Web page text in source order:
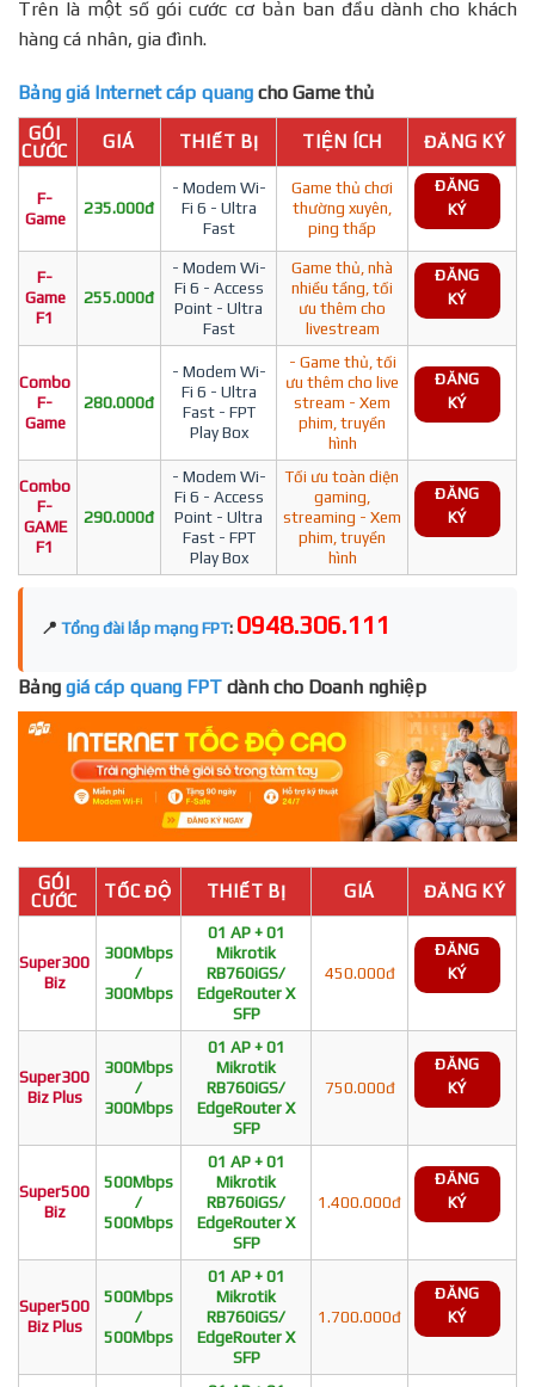
Trên là một số gói cước cơ bản ban đầu dành cho khách
hàng cá nhân, gia đình.
Bảng giá Internet cáp quang cho Game thủ
GÓI
CƯỚC
GIÁ THIẾT BỊ TIỆN ÍCH ĐĂNG KÝ
F-
Game
235.000đ
- Modem Wi-
Fi 6 - Ultra
Fast
Game thủ chơi
thường xuyên,
ping thấp
ĐĂNG
KÝ
F-
Game
F1
255.000đ
- Modem Wi-
Fi 6 - Access
Point - Ultra
Fast
Game thủ, nhà
nhiều tầng, tối
ưu thêm cho
livestream
ĐĂNG
KÝ
Combo
F-
Game
280.000đ
- Modem Wi-
Fi 6 - Ultra
Fast - FPT
Play Box
- Game thủ, tối
ưu thêm cho live
stream - Xem
phim, truyền
hình
ĐĂNG
KÝ
Combo
F-
GAME
F1
290.000đ
- Modem Wi-
Fi 6 - Access
Point - Ultra
Fast - FPT
Play Box
Tối ưu toàn diện
gaming,
streaming - Xem
phim, truyền
hình
ĐĂNG
KÝ
📍 Tổng đài lắp mạng FPT: 0948.306.111
Bảng giá cáp quang FPT dành cho Doanh nghiệp
GÓI
CƯỚC
TỐC ĐỘ THIẾT BỊ GIÁ ĐĂNG KÝ
Super300
Biz
300Mbps
/
300Mbps
01 AP + 01
Mikrotik
RB760iGS/
EdgeRouter X
SFP
450.000đ
ĐĂNG
KÝ
Super300
Biz Plus
300Mbps
/
300Mbps
01 AP + 01
Mikrotik
RB760iGS/
EdgeRouter X
SFP
750.000đ
ĐĂNG
KÝ
Super500
Biz
500Mbps
/
500Mbps
01 AP + 01
Mikrotik
RB760iGS/
EdgeRouter X
SFP
1.400.000đ
ĐĂNG
KÝ
Super500
Biz Plus
500Mbps
/
500Mbps
01 AP + 01
Mikrotik
RB760iGS/
EdgeRouter X
SFP
1.700.000đ
ĐĂNG
KÝ